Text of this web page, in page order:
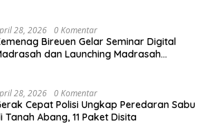
28, 2026 0 Komentar
Bireuen Gelar Seminar Digital
dan Launching Madrasah
28, 2026 0 Komentar
Cepat Polisi Ungkap Peredaran Sabu
Tanah Abang, 11 Paket Disita